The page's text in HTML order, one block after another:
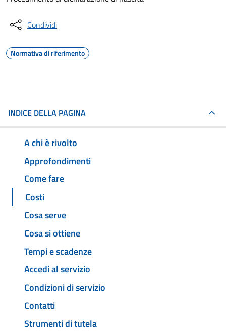
Condividi
Normativa di riferimento
INDICE DELLA PAGINA
A chi è rivolto
Approfondimenti
Come fare
Costi
Cosa serve
Cosa si ottiene
Tempi e scadenze
Accedi al servizio
Condizioni di servizio
Contatti
Strumenti di tutela